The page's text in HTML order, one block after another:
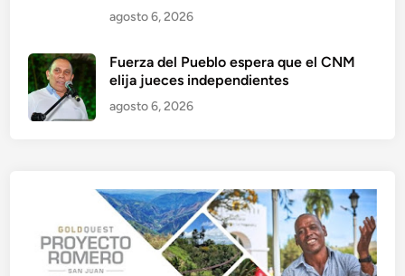
agosto 6, 2026
Fuerza del Pueblo espera que el CNM
elija jueces independientes
agosto 6, 2026